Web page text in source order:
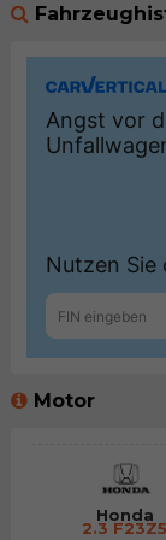
Motor
Honda
2.3 F23Z5